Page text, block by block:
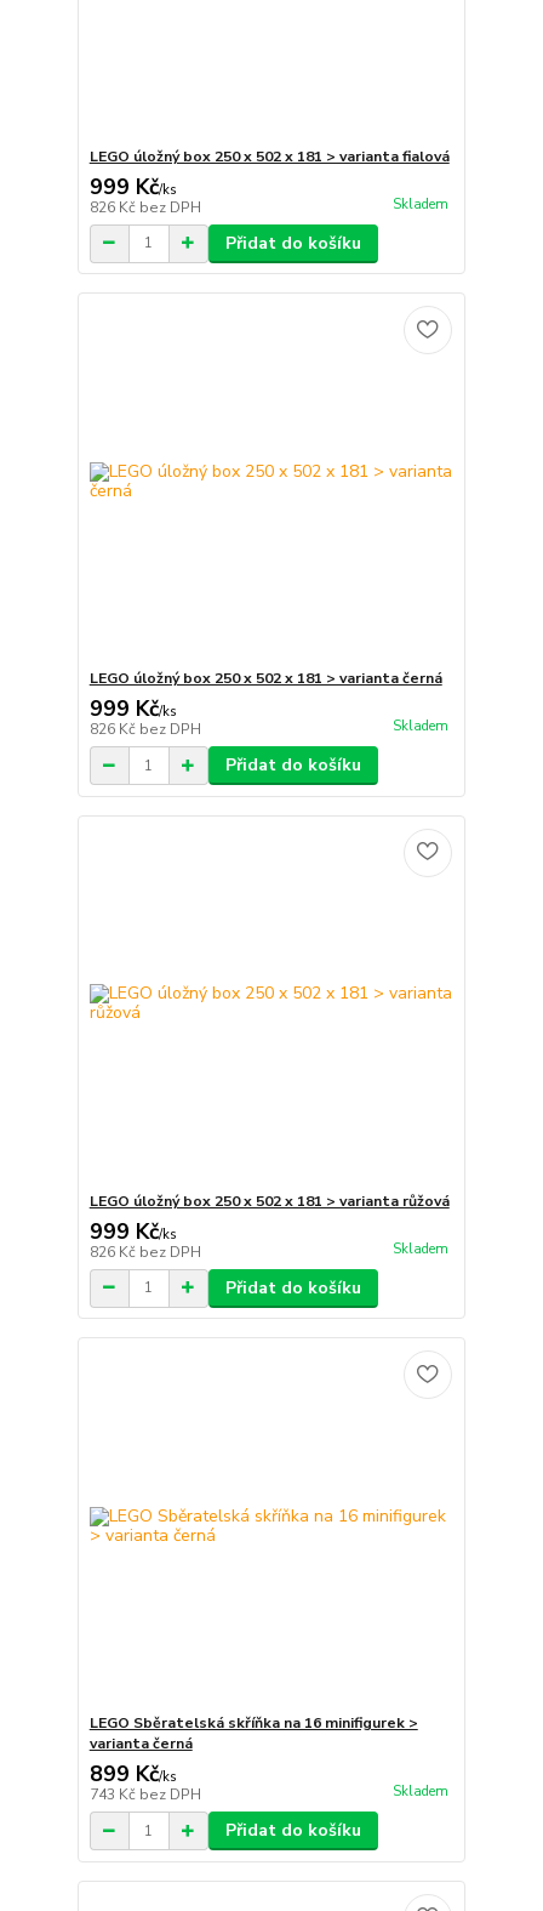
LEGO úložný box 250 x 502 x 181 > varianta fialová
999 Kč/ks
826 Kč bez DPH Skladem
Přidat do košíku
LEGO úložný box 250 x 502 x 181 > varianta černá
999 Kč/ks
826 Kč bez DPH Skladem
Přidat do košíku
LEGO úložný box 250 x 502 x 181 > varianta růžová
999 Kč/ks
826 Kč bez DPH Skladem
Přidat do košíku
LEGO Sběratelská skříňka na 16 minifigurek >
varianta černá
899 Kč/ks
743 Kč bez DPH Skladem
Přidat do košíku